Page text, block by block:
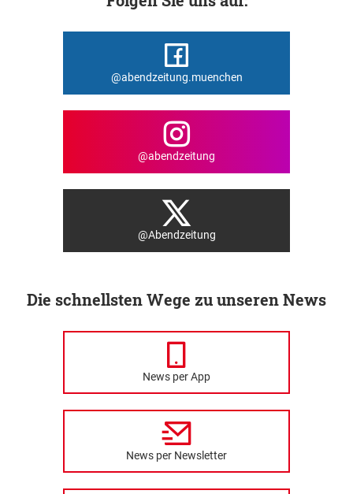
@abendzeitung.muenchen
@abendzeitung
@Abendzeitung
Die schnellsten Wege zu unseren News
News per App
News per Newsletter